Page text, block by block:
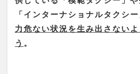
「インターナショナルタクシー
力危ない状況を生み出さない
う 。